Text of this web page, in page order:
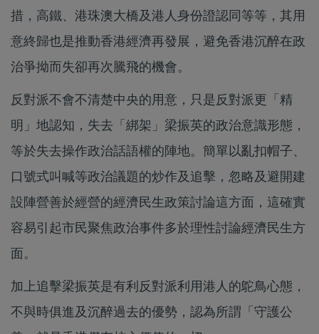
措，高鐵、港珠澳大橋及港人身份證認同等等，其用
意終歸也是推動香港經濟再發展，避免香港沉醉在政
治爭拗而失卻再次騰飛的機會。
反對派不會不清楚中央的用意，只是反對派更「精
明」地認知，失去「綁架」梁振英的政治意識形態，
等於失去操作政治話語權的陣地。簡單以亂扣帽子、
口號式叫喊等政治議題的炒作及追擊，忽略及避開建
設陣營善於經營的經濟民生政策討論這方面，這確實
容易引起市民聚焦政治事件多於理性討論經濟民生方
面。
加上追擊梁振英是有利反對派利用港人的鴕鳥心態，
不與時俱進及沉醉過去的優勢，認為所謂「守護公